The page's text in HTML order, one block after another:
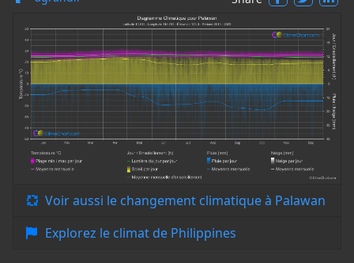
Voir aussi le changement climatique à Palawan
Explorez le climat de Philippines